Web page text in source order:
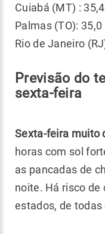
Cuiabá (MT) :
Palmas (TO): 35,0
Rio de Janeiro
Previsão do
sexta-feira
Sexta-feira muito
horas com sol
as pancadas de
noite. Há risco
estados, de todas